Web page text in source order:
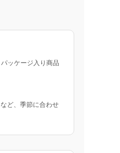
ッケージ入り商品
ど、季節に合わせ